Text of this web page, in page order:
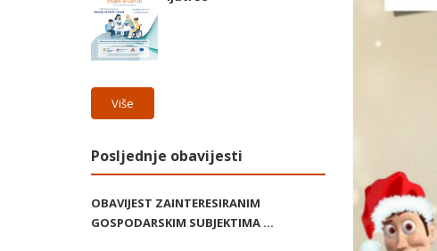
Više
Posljednje obavijesti
OBAVIJEST ZAINTERESIRANIM
GOSPODARSKIM SUBJEKTIMA ...